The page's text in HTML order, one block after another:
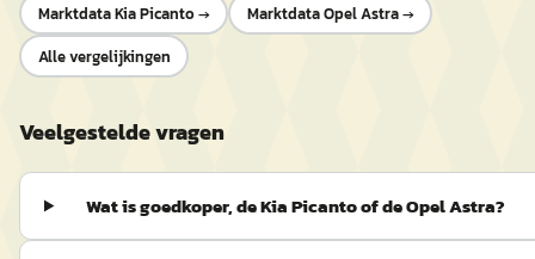
MarktdataKia Picanto→ MarktdataOpel Astra→
Alle vergelijkingen
Veelgestelde vragen
Wat is goedkoper, de Kia Picanto of de Opel Astra?